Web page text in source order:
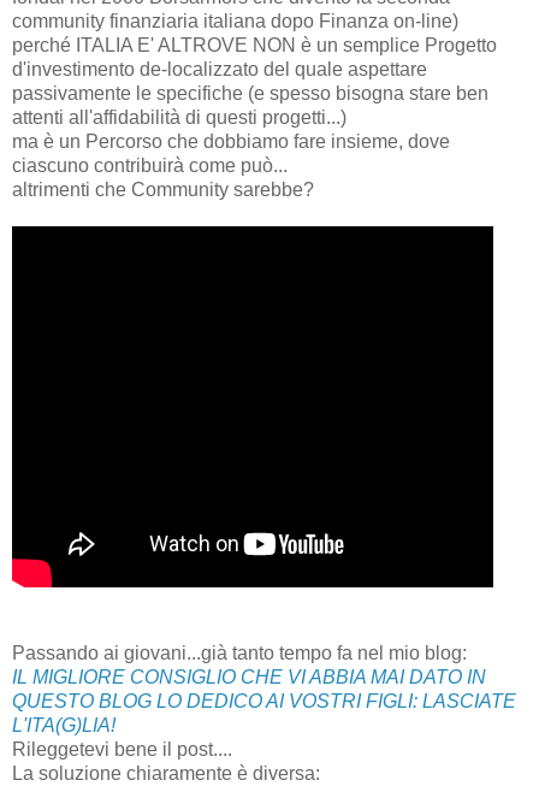
community finanziaria italiana dopo Finanza on-line)
perché ITALIA E' ALTROVE NON è un semplice Progetto
d'investimento de-localizzato del quale aspettare
passivamente le specifiche (e spesso bisogna stare ben
attenti all'affidabilità di questi progetti...)
ma è un Percorso che dobbiamo fare insieme, dove
ciascuno contribuirà come può...
altrimenti che Community sarebbe?
Passando ai giovani...già tanto tempo fa nel mio blog:
IL MIGLIORE CONSIGLIO CHE VI ABBIA MAI DATO IN
QUESTO BLOG LO DEDICO AI VOSTRI FIGLI: LASCIATE
L'ITA(G)LIA!
Rileggetevi bene il post....
La soluzione chiaramente è diversa: